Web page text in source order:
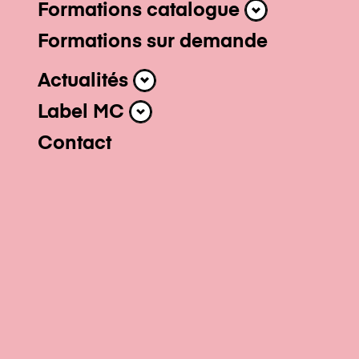
Professionnel-
Formations catalogue
Formations
Formations sur demande
Actualités
Actualités
Label MC
Label MC
Contact